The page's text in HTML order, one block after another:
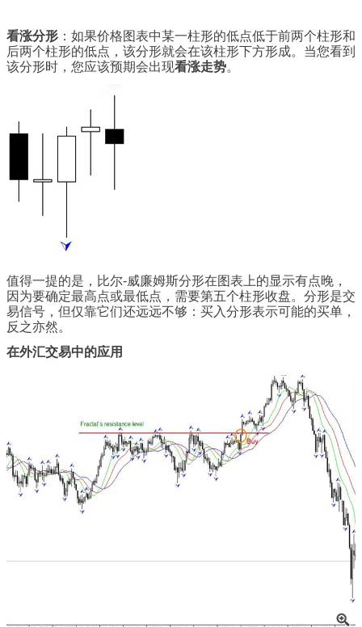
看涨分形 ：如果价格图表中某一柱形的低点低于前两个柱形和
后两个柱形的低点，该分形就会在该柱形下方形成。当您看到
该分形时，您应该预期会出现看涨走势。
值得一提的是，比尔-威廉姆斯分形在图表上的显示有点晚，
因为要确定最高点或最低点，需要第五个柱形收盘。分形是交
易信号，但仅靠它们还远远不够：买入分形表示可能的买单，
反之亦然。
在外汇交易中的应用